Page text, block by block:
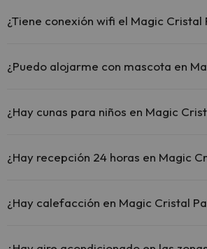
aparcamiento (bajo disponibilidad):
¿Tiene conexión wifi el Magic Cristal
comunes.
¿Puedo alojarme con mascota en
¿Hay cunas para niños en Magic
(solicítalo antes de iniciar tu viaje).
¿Hay recepción 24 horas en Magic
¿Hay calefacción en Magic Cristal